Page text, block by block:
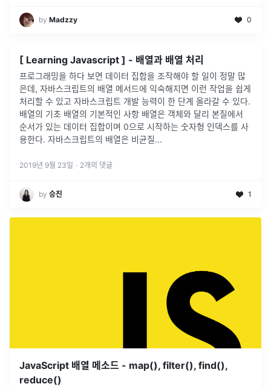
by Madzzy 0
[ Learning Javascript ] - 배열과 배열 처리
프로그래밍을 하다 보면 데이터 집합을 조작해야 할 일이 정말 많
은데, 자바스크립트의 배열 메서드에 익숙해지면 이런 작업을 쉽게
처리할 수 있고 자바스크립트 개발 능력이 한 단계 올라갈 수 있다.
배열의 기초 배열의 기본적인 사항 배열은 객체와 달리 본질에서
순서가 있는 데이터 집합이며 0으로 시작하는 숫자형 인덱스를 사
용한다. 자바스크립트의 배열은 비균질...
2019년 9월 23일 · 2개의 댓글
by 승진 1
JavaScript 배열 메소드 - map(), filter(), find(),
reduce()